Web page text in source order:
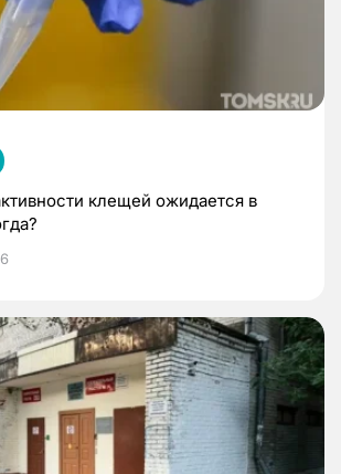
клещей ожидается в